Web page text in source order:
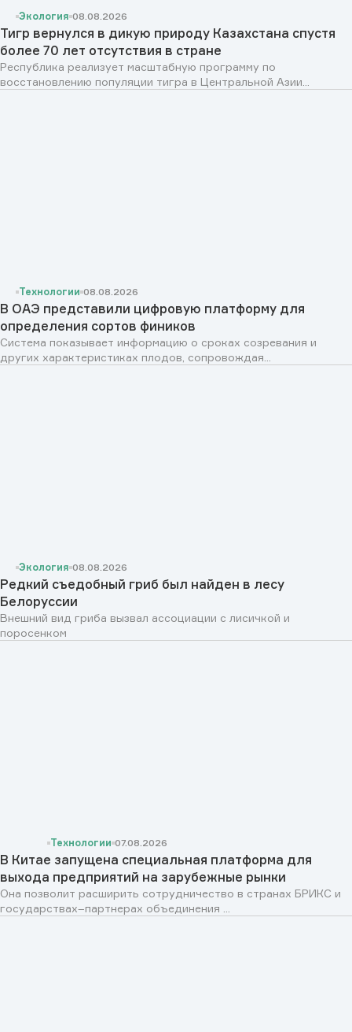
Экология 08.08.2026
Тигр вернулся в дикую природу Казахстана спустя
более 70 лет отсутствия в стране
Республика реализует масштабную программу по
восстановлению популяции тигра в Центральной Азии...
Технологии 08.08.2026
В ОАЭ представили цифровую платформу для
определения сортов фиников
Система показывает информацию о сроках созревания и
других характеристиках плодов, сопровождая...
Экология 08.08.2026
Редкий съедобный гриб был найден в лесу
Белоруссии
Внешний вид гриба вызвал ассоциации с лисичкой и
поросенком
Технологии 07.08.2026
В Китае запущена специальная платформа для
выхода предприятий на зарубежные рынки
Она позволит расширить сотрудничество в странах БРИКС и
государствах–партнерах объединения ...